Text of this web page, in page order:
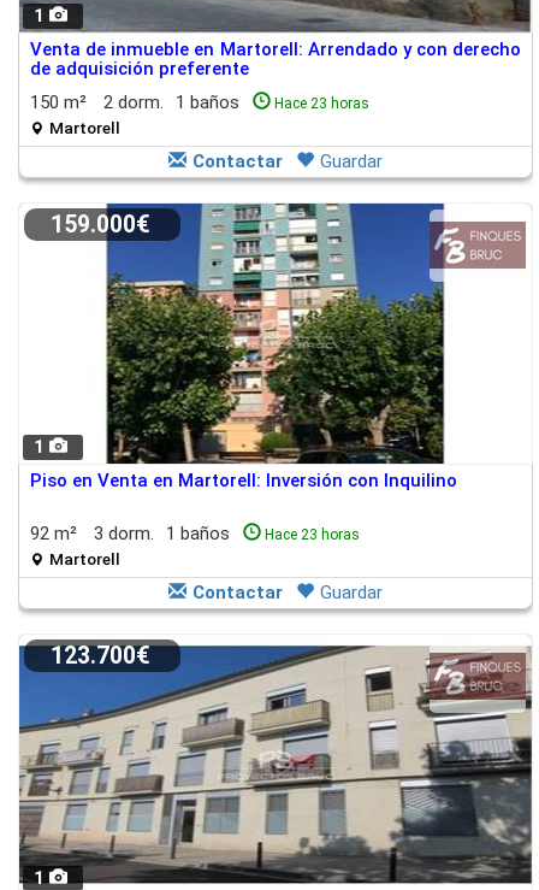
1
Venta de inmueble en Martorell: Arrendado y con derecho
de adquisición preferente
150 m²
2 dorm. 1 baños Hace 23 horas
Martorell
Contactar Guardar
1
159.000€
Piso en Venta en Martorell: Inversión con Inquilino
92 m² 3 dorm. 1 baños Hace 23 horas
Martorell
Contactar Guardar
1
123.700€